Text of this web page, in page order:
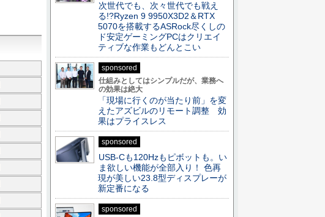
次世代でも、次々世代でも戦え
る!?Ryzen 9 9950X3D2＆RTX
5070を搭載するASRock尽くしの
ド安定ゲーミングPCはクリエイ
ティブな作業もどんとこい
sponsored
仕組みとしてはシンプルだが、業務へ
の効果は絶大
「現場に行くのが当たり前」を変
えたアズビルのリモート調整 効
果はプライスレス
sponsored
USB-Cも120Hzもピボットも。い
ま欲しい機能が全部入り！ 色再
現が美しい23.8型ディスプレーが
新定番になる
sponsored